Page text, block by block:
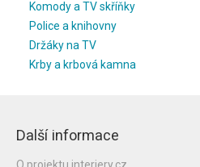
Komody a TV skříňky
Police a knihovny
Držáky na TV
Krby a krbová kamna
Další informace